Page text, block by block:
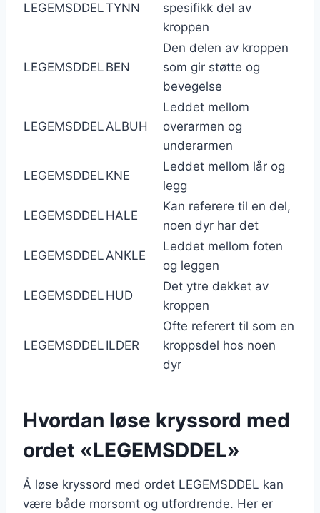
LEGEMSDDELTYNN
spesifikk del av
kroppen
LEGEMSDDEL BEN
Den delen av kroppen
som gir støtte og
bevegelse
LEGEMSDDELALBUH
Leddet mellom
overarmen og
underarmen
LEGEMSDDEL KNE
Leddet mellom lår og
legg
LEGEMSDDEL HALE
Kan referere til en del,
noen dyr har det
LEGEMSDDELANKLE
Leddet mellom foten
og leggen
LEGEMSDDEL HUD
Det ytre dekket av
kroppen
LEGEMSDDEL ILDER
Ofte referert til som en
kroppsdel hos noen
dyr
Hvordan løse kryssord med
ordet «LEGEMSDDEL»
Å løse kryssord med ordet LEGEMSDDEL kan
være både morsomt og utfordrende. Her er